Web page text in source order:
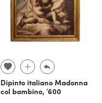
Dipinto italiano Madonna
col bambino, '600